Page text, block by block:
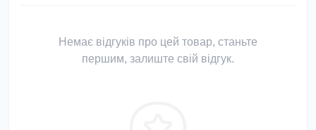
Немає відгуків про цей товар, станьте
першим, залиште свій відгук.